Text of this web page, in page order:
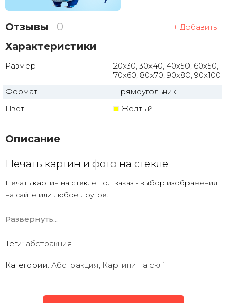
Отзывы 0 + Добавить
Характеристики
Размер
20x30, 30x40, 40x50, 60x50,
70x60, 80x70, 90x80, 90x100
Формат
Прямоугольник
Цвет
Желтый
Описание
Печать картин и фото на стекле
Печать картин на стекле под заказ - выбор изображения
на сайте или любое другое.
обработкой.
Закаленное стекло
с полипропиленовой печатной пленкой)
Развернуть...
Теги: абстракция
Категории: Абстракция, Картини на склі